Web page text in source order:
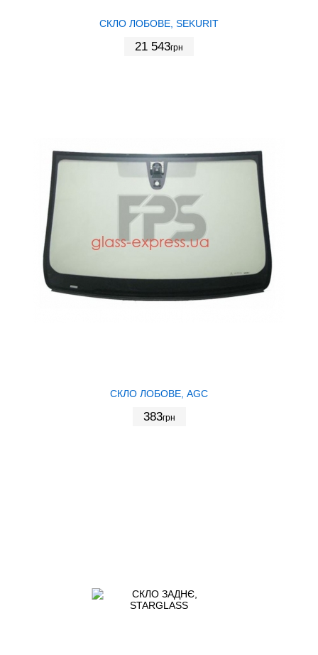
СКЛО ЛОБОВЕ, SEKURIT
21 543грн
СКЛО ЛОБОВЕ, AGC
383грн